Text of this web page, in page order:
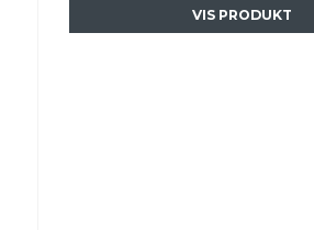
VIS PRODUKT